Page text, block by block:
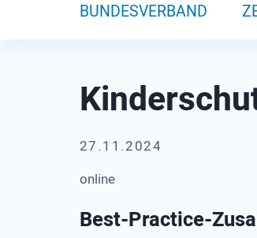
BUNDESVERBAND
27.11.2024
online
Best-Practice-